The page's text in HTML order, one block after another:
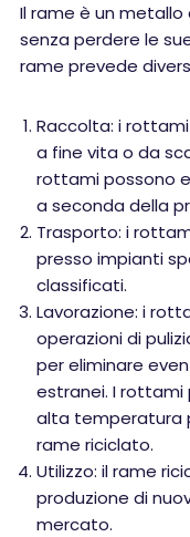
Il rame è un metallo
senza perdere le
rame prevede
Raccolta: i
a fine vita o da
rottami possono
a seconda della
Trasporto: i
presso impianti
classificati.
Lavorazione: i
operazioni di
per eliminare
estranei. I rottami
alta temperatura
rame riciclato.
Utilizzo: il rame
produzione di
mercato.